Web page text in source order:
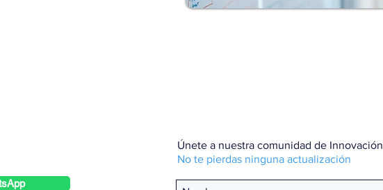
Únete a nuestra comunidad de Innovación
No te pierdas ninguna actualización